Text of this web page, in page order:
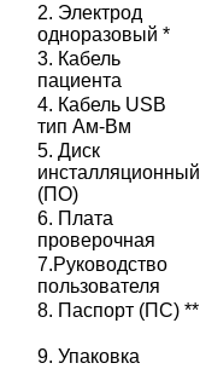
2. Электрод
одноразовый *
3. Кабель
пациента
4. Кабель USB
тип Aм-Bм
5. Диск
инсталляционный
(ПО)
6. Плата
проверочная
7.Руководство
пользователя
8. Паспорт (ПС) **
9. Упаковка